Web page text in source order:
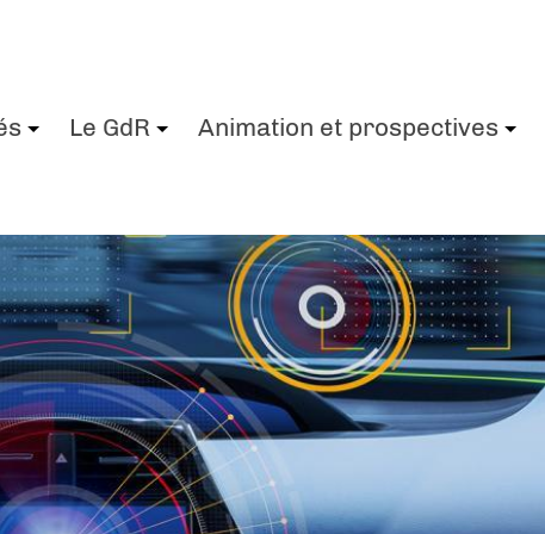
Le GdR Animation et prospectives